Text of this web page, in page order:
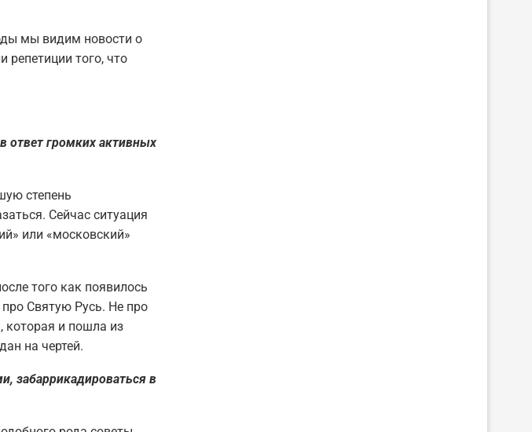
мы видим новости о
репетиции того, что
ответ громких активных
степень
Сейчас ситуация
или «московский»
того как появилось
Святую Русь. Не про
которая и пошла из
на чертей.
забаррикадироваться в